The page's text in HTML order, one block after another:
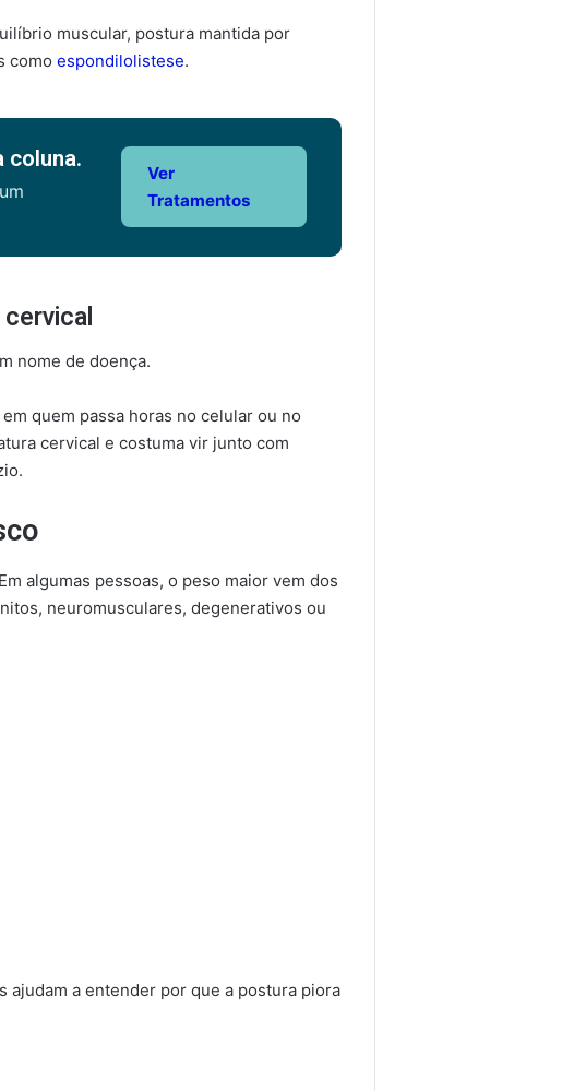
muscular, postura mantida por
como espondilolistese.
coluna.
Ver
Tratamentos
nome de doença.
quem passa horas no celular ou no
cervical e costuma vir junto com
algumas pessoas, o peso maior vem dos
neuromusculares, degenerativos ou
ajudam a entender por que a postura piora